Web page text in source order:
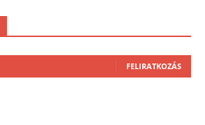
FELIRATKOZÁS